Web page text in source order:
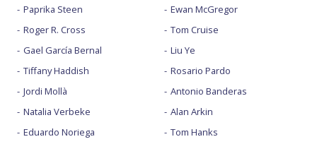
Paprika Steen
Roger R. Cross
Gael García Bernal
Tiffany Haddish
Jordi Mollà
Natalia Verbeke
Eduardo Noriega
Ewan McGregor
Tom Cruise
Liu Ye
Rosario Pardo
Antonio Banderas
Alan Arkin
Tom Hanks